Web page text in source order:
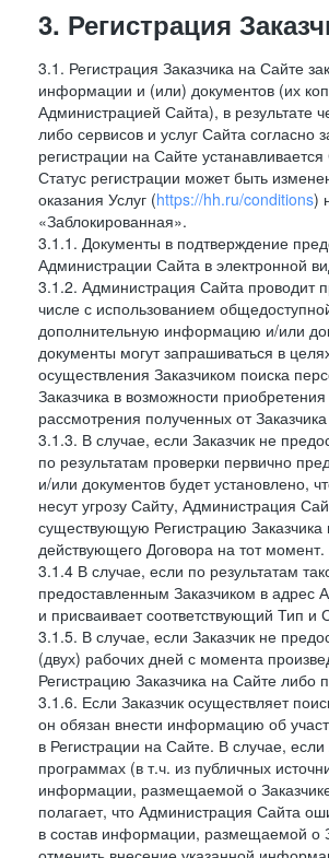
3. Регистрация
3.1. Регистрация Заказчика на Сайте
информации и (или) документов (их
Администрацией Сайта), в результате
либо сервисов и услуг Сайта
регистрации на Сайте
Статус регистрации может быть
оказания Услуг (https://hh.ru/conditions)
«Заблокированная».
3.1.1. Документы в подтверждение
Администрации Сайта в электронной
3.1.2. Администрация Сайта проводит
числе с использованием
дополнительную информацию и/или
документы могут запрашиваться в
осуществления Заказчиком поиска
Заказчика в возможности
рассмотрения полученных от
3.1.3. В случае, если Заказчик не
по результатам проверки первично
и/или документов будет установлено,
несут угрозу Сайту, Администрация
существующую Регистрацию Заказчика
действующего Договора на тот момент.
3.1.4 В случае, если по результатам
предоставленным Заказчиком в адрес
и присваивает соответствующий Тип и
3.1.5. В случае, если Заказчик не
(двух) рабочих дней с момента
Регистрацию Заказчика на Сайте либо
3.1.6. Если Заказчик осуществляет
он обязан внести информацию об
в Регистрации на Сайте. В случае,
программах (в т.ч. из публичных
информации, размещаемой о Заказчике
полагает, что Администрация Сайта
в состав информации, размещаемой о